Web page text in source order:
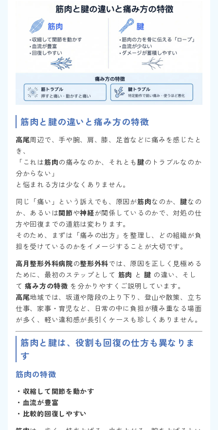
筋肉と 腱の違いと痛み方の特徴
高尾周辺で、手や腕、肩、膝、足首などに痛みを感じたと
き、
「これは筋肉の痛みなのか、それとも 腱のトラブルなのか
分からない」
と悩まれる方は少なくありません。
同じ「痛い」という訴えでも、原因が筋肉なのか、腱なの
か、あるいは関節や神経が関係しているのかで、対処の仕
方や回復までの道筋は変わります。
そのため、まずは「痛みの出方」を整理し、どの組織が負
担を受けているのかをイメージすることが大切です。
高月整形外科病院の整形外科では、原因を正しく見極める
ために、最初のステップとして 筋肉 と腱 の違い、そし
て痛み方の特徴 を分かりやすくご説明しています。
高尾地域では、坂道や階段の上り下り、登山や散策、立ち
仕事、家事・育児など、日常の中に負担が積み重なる場面
が多く、軽い違和感が長引くケースも珍しくありません。
筋肉と 腱は、役割も回復の仕方も異なりま
す
筋肉の特徴
・収縮して関節を動かす
・血流が豊富
・比較的回復しやすい